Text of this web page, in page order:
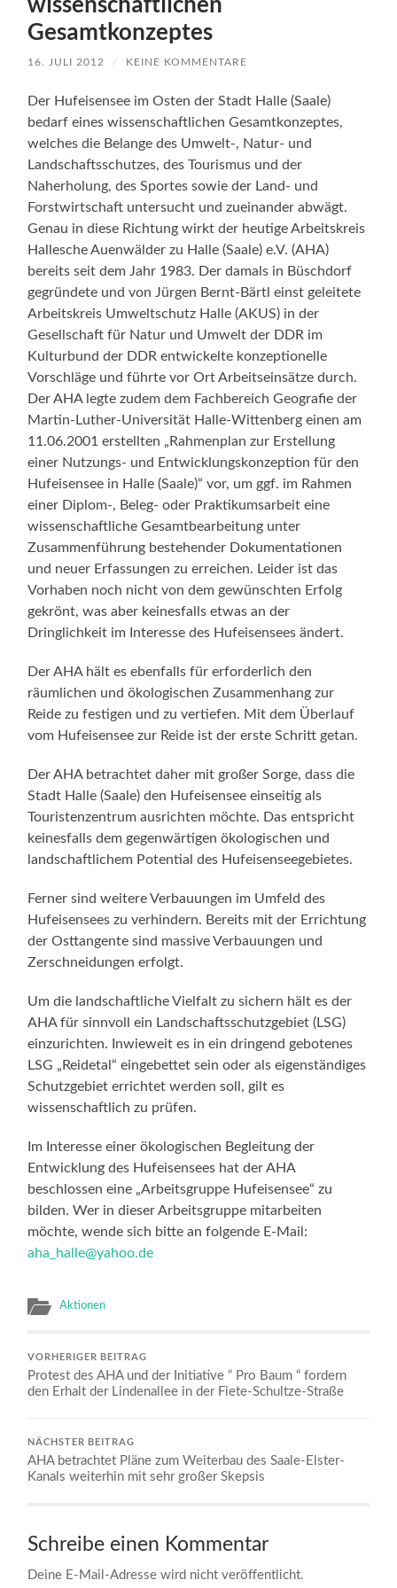
Gesamtkonzeptes
16. JULI 2012 / KEINE KOMMENTARE
Der Hufeisensee im Osten der Stadt Halle (Saale)
bedarf eines wissenschaftlichen Gesamtkonzeptes,
welches die Belange des Umwelt-, Natur- und
Landschaftsschutzes, des Tourismus und der
Naherholung, des Sportes sowie der Land- und
Forstwirtschaft untersucht und zueinander abwägt.
Genau in diese Richtung wirkt der heutige Arbeitskreis
Hallesche Auenwälder zu Halle (Saale) e.V. (AHA)
bereits seit dem Jahr 1983. Der damals in Büschdorf
gegründete und von Jürgen Bernt-Bärtl einst geleitete
Arbeitskreis Umweltschutz Halle (AKUS) in der
Gesellschaft für Natur und Umwelt der DDR im
Kulturbund der DDR entwickelte konzeptionelle
Vorschläge und führte vor Ort Arbeitseinsätze durch.
Der AHA legte zudem dem Fachbereich Geografie der
Martin-Luther-Universität Halle-Wittenberg einen am
11.06.2001 erstellten „Rahmenplan zur Erstellung
einer Nutzungs- und Entwicklungskonzeption für den
Hufeisensee in Halle (Saale)“ vor, um ggf. im Rahmen
einer Diplom-, Beleg- oder Praktikumsarbeit eine
wissenschaftliche Gesamtbearbeitung unter
Zusammenführung bestehender Dokumentationen
und neuer Erfassungen zu erreichen. Leider ist das
Vorhaben noch nicht von dem gewünschten Erfolg
gekrönt, was aber keinesfalls etwas an der
Dringlichkeit im Interesse des Hufeisensees ändert.
Der AHA hält es ebenfalls für erforderlich den
räumlichen und ökologischen Zusammenhang zur
Reide zu festigen und zu vertiefen. Mit dem Überlauf
vom Hufeisensee zur Reide ist der erste Schritt getan.
Der AHA betrachtet daher mit großer Sorge, dass die
Stadt Halle (Saale) den Hufeisensee einseitig als
Touristenzentrum ausrichten möchte. Das entspricht
keinesfalls dem gegenwärtigen ökologischen und
landschaftlichem Potential des Hufeisenseegebietes.
Ferner sind weitere Verbauungen im Umfeld des
Hufeisensees zu verhindern. Bereits mit der Errichtung
der Osttangente sind massive Verbauungen und
Zerschneidungen erfolgt.
Um die landschaftliche Vielfalt zu sichern hält es der
AHA für sinnvoll ein Landschaftsschutzgebiet (LSG)
einzurichten. Inwieweit es in ein dringend gebotenes
LSG „Reidetal“ eingebettet sein oder als eigenständiges
Schutzgebiet errichtet werden soll, gilt es
wissenschaftlich zu prüfen.
Im Interesse einer ökologischen Begleitung der
Entwicklung des Hufeisensees hat der AHA
beschlossen eine „Arbeitsgruppe Hufeisensee“ zu
bilden. Wer in dieser Arbeitsgruppe mitarbeiten
möchte, wende sich bitte an folgende E-Mail:
aha_halle@yahoo.de
Aktionen
VORHERIGER BEITRAG
Protest des AHA und der Initiative “ Pro Baum “ fordern
den Erhalt der Lindenallee in der Fiete-Schultze-Straße
NÄCHSTER BEITRAG
AHA betrachtet Pläne zum Weiterbau des Saale-Elster-
Kanals weiterhin mit sehr großer Skepsis
Schreibe einen Kommentar
Deine E-Mail-Adresse wird nicht veröffentlicht.